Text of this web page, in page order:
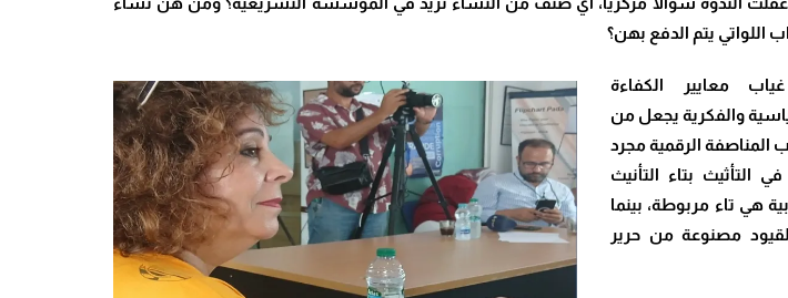
اللواتي يتم الدفع بهن؟
معايير الكفاءة
والفكرية يجعل من
المناصفة الرقمية مجرد
التأثيث بتاء التأنيث
هي تاء مربوطة، بينما
مصنوعة من حرير